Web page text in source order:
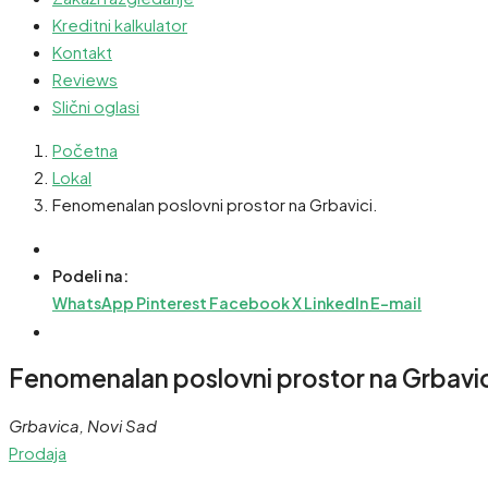
Kreditni kalkulator
Kontakt
Reviews
Slični oglasi
Početna
Lokal
Fenomenalan poslovni prostor na Grbavici.
Podeli na:
WhatsApp Pinterest FacebookXLinkedInE-mail
Fenomenalan poslovni prostor na
Grbavica, Novi Sad
Prodaja